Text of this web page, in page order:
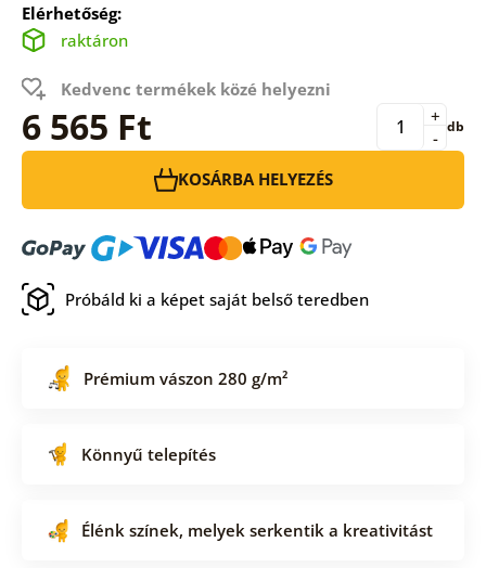
Elérhetőség:
raktáron
Kedvenc termékek közé helyezni
6 565 Ft -
+ db
KOSÁRBA HELYEZÉS
Próbáld ki a képet saját belső teredben
Prémium vászon 280 g/m²
Könnyű telepítés
Élénk színek, melyek serkentik a kreativitást